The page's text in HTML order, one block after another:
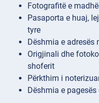
Fotografitë e
Pasaporta e huaj,
tyre
Dëshmia e adresës
Origjinali dhe
shoferit
Përkthim i
Dëshmia e